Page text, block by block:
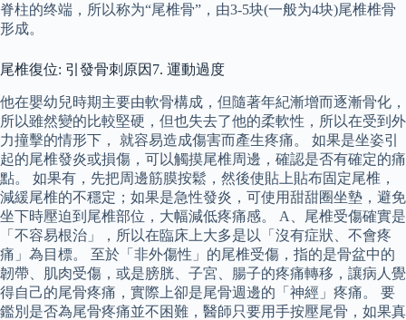
脊柱的终端，所以称为“尾椎骨”，由3-5块(一般为4块)尾椎椎骨
形成。
尾椎復位: 引發骨刺原因7. 運動過度
他在嬰幼兒時期主要由軟骨構成，但隨著年紀漸增而逐漸骨化，
所以雖然變的比較堅硬，但也失去了他的柔軟性，所以在受到外
力撞擊的情形下， 就容易造成傷害而產生疼痛。 如果是坐姿引
起的尾椎發炎或損傷，可以觸摸尾椎周邊，確認是否有確定的痛
點。 如果有，先把周邊筋膜按鬆，然後使貼上貼布固定尾椎，
減緩尾椎的不穩定；如果是急性發炎，可使用甜甜圈坐墊，避免
坐下時壓迫到尾椎部位，大幅減低疼痛感。 A、尾椎受傷確實是
「不容易根治」，所以在臨床上大多是以「沒有症狀、不會疼
痛」為目標。 至於「非外傷性」的尾椎受傷，指的是骨盆中的
韌帶、肌肉受傷，或是膀胱、子宮、腸子的疼痛轉移，讓病人覺
得自己的尾骨疼痛，實際上卻是尾骨週邊的「神經」疼痛。 要
鑑別是否為尾骨疼痛並不困難，醫師只要用手按壓尾骨，如果真